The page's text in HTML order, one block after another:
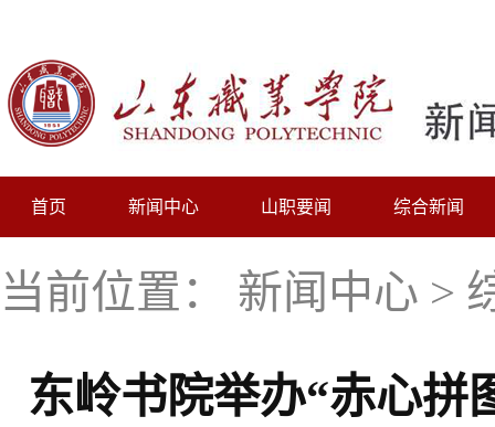
首页 新闻中心 山职要闻 综合新闻
当前位置： 新闻中心 >
东岭书院举办“赤心